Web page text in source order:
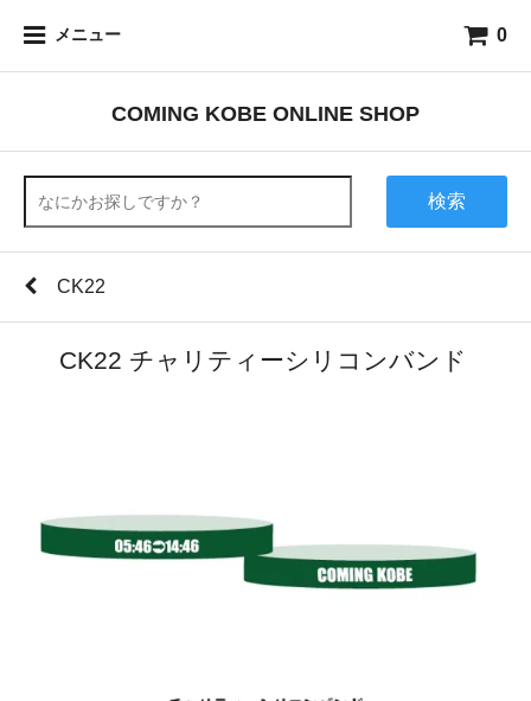
メニュー 0
COMING KOBE ONLINE SHOP
検索
CK22
CK22 チャリティーシリコンバンド